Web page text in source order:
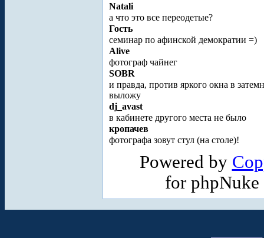
Natali
а что это все переодетые?
Гость
семинар по афинской демократии =)
Alive
фотограф чайнег
SOBR
и правда, против яркого окна в
выложу
dj_avast
в кабинете другого места не было
кропачев
фотографа зовут стул (на столе)!
Powered by
for